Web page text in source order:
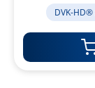
DVK-